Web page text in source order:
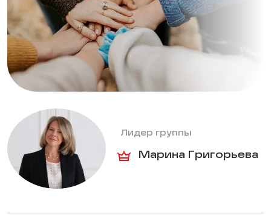
Лидер группы
Марина Григорьева